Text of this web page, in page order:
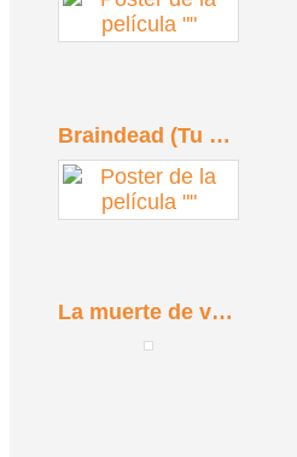
Braindead (Tu madre se ha comido a mi perro) (1992)
La muerte de vacaciones (1934)